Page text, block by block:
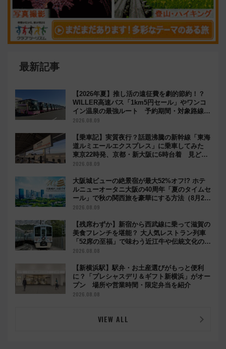
最新記事
【2026年夏】推し活の遠征費を劇的節約！？
WILLER高速バス「1km5円セール」やワンコ
イン温泉の最強ルート 予約期間・対象路線ま
とめ
2026.08.09
【乗車記】実質夜行？話題沸騰の新幹線「東海
道ルミエールエクスプレス」に乗車してみた
東京22時発、京都・新大阪に6時台着 見どこ
ろは岐阜羽島の素晴らし過ぎる朝
2026.08.09
大阪城ビューの絶景宿が最大52%オフ!? ホテ
ルニューオータニ大阪の40周年「夏のタイムセ
ール」で秋の関西旅を豪華にする方法（8月20
日まで！）
2026.08.09
【残席わずか】新宿から西武線に乗って滋賀の
美食フレンチを堪能？ 大人気レストラン列車
「52席の至福」で味わう近江牛や伝統文化の特
別コラボ
2026.08.08
【新横浜駅】駅弁・お土産選びがもっと便利
に？「プレシャスデリ＆ギフト新横浜」がオー
プン 場所や営業時間・限定弁当を紹介
2026.08.08
VIEW ALL